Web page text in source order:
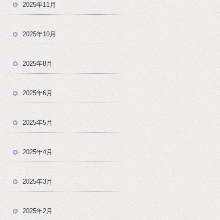
2025年11月
2025年10月
2025年8月
2025年6月
2025年5月
2025年4月
2025年3月
2025年2月